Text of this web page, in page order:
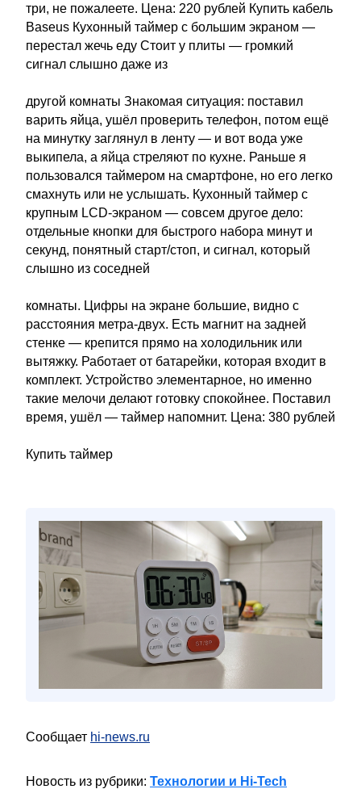
три, не пожалеете. Цена: 220 рублей Купить кабель
Baseus Кухонный таймер с большим экраном —
перестал жечь еду Стоит у плиты — громкий
сигнал слышно даже из
другой комнаты Знакомая ситуация: поставил
варить яйца, ушёл проверить телефон, потом ещё
на минутку заглянул в ленту — и вот вода уже
выкипела, а яйца стреляют по кухне. Раньше я
пользовался таймером на смартфоне, но его легко
смахнуть или не услышать. Кухонный таймер с
крупным LCD-экраном — совсем другое дело:
отдельные кнопки для быстрого набора минут и
секунд, понятный старт/стоп, и сигнал, который
слышно из соседней
комнаты. Цифры на экране большие, видно с
расстояния метра-двух. Есть магнит на задней
стенке — крепится прямо на холодильник или
вытяжку. Работает от батарейки, которая входит в
комплект. Устройство элементарное, но именно
такие мелочи делают готовку спокойнее. Поставил
время, ушёл — таймер напомнит. Цена: 380 рублей
Купить таймер
Сообщает hi-news.ru
Новость из рубрики: Технологии и Hi-Tech